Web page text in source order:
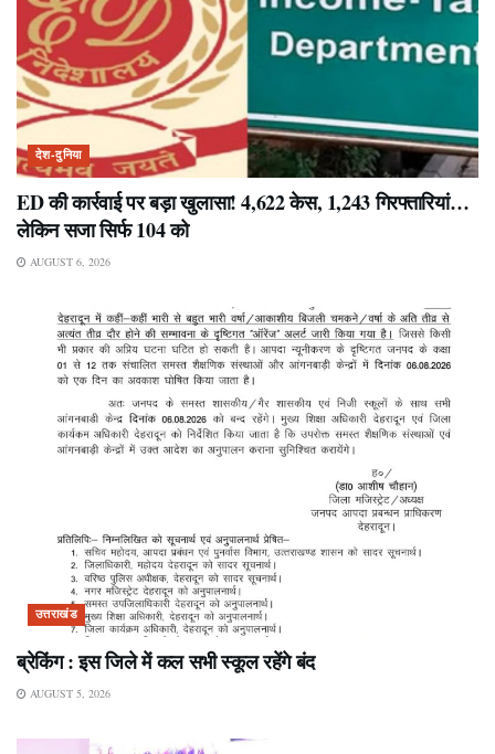
देश-दुनिया
ED की कार्रवाई पर बड़ा खुलासा! 4,622 केस, 1,243 गिरफ्तारियां…
लेकिन सजा सिर्फ 104 को
AUGUST 6, 2026
उत्तराखंड
ब्रेकिंग : इस जिले में कल सभी स्कूल रहेंगे बंद
AUGUST 5, 2026